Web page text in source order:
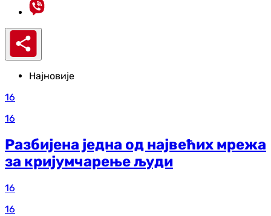
Најновије
16
16
Разбијена једна од највећих мрежа
за кријумчарење људи
16
16